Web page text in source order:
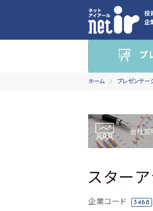
投
企
プ
ホーム プレゼンテー
会社説
スター
企業コード 3468